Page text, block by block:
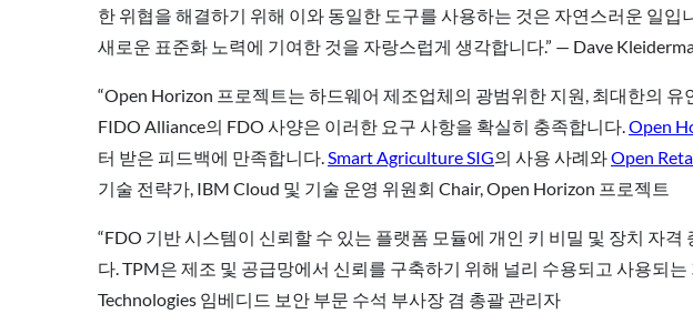
한 위협을 해결하기 위해 이와 동일한 도구를 사용하는 것은 자연스러운 일
새로운 표준화 노력에 기여한 것을 자랑스럽게 생각합니다.” — Dave
“Open Horizon 프로젝트는 하드웨어 제조업체의 광범위한 지원, 최대한의
FIDO Alliance의 FDO 사양은 이러한 요구 사항을 확실히 충족합니다.Open
터 받은 피드백에 만족합니다.Smart Agriculture SIG의 사용 사례와Open
기술 전략가, IBM Cloud 및 기술 운영 위원회 Chair, Open Horizon 프로젝트
“FDO 기반 시스템이 신뢰할 수 있는 플랫폼 모듈에 개인 키 비밀 및 장치 자
다. TPM은 제조 및 공급망에서 신뢰를 구축하기 위해 널리 수용되고 사용되
Technologies 임베디드 보안 부문 수석 부사장 겸 총괄 관리자